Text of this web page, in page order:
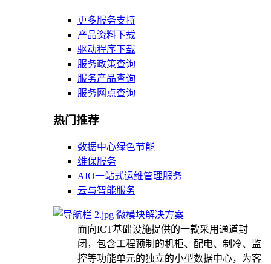
更多服务支持
产品资料下载
驱动程序下载
服务政策查询
服务产品查询
服务网点查询
热门推荐
数据中心绿色节能
维保服务
AIO一站式运维管理服务
云与智能服务
微模块解决方案
面向ICT基础设施提供的一款采用通道封
闭，包含工程预制的机柜、配电、制冷、监
控等功能单元的独立的小型数据中心，为客